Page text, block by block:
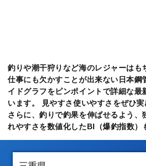
釣りや潮干狩りなど海のレジャーはも
仕事にも欠かすことが出来ない日本鋼
イドグラフをピンポイントで詳細な最
います。 見やすさ使いやすさをぜひ実
さらに、釣りで釣果を伸ばせるよう、
れやすさを数値化したBI（爆釣指数）